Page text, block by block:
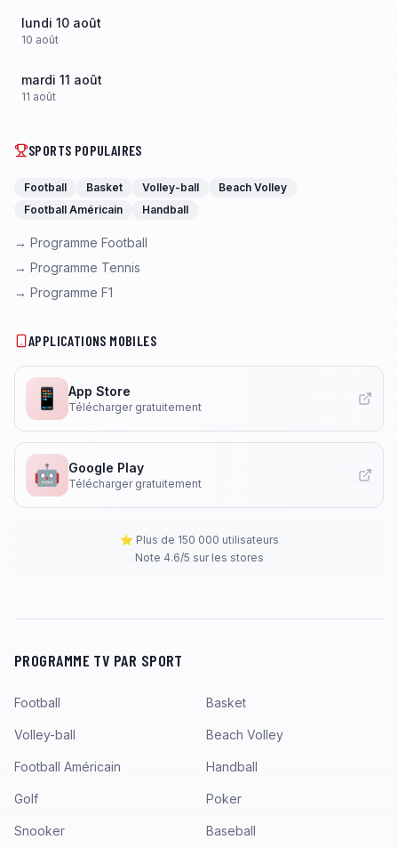
lundi 10 août
10 août
mardi 11 août
11 août
SPORTS POPULAIRES
Football Basket Volley-ball
Beach Volley
Football Américain
Handball
→ Programme Football
→ Programme Tennis
→ Programme F1
APPLICATIONS MOBILES
📱 App Store
Télécharger gratuitement
🤖 Google Play
Télécharger gratuitement
⭐ Plus de 150 000 utilisateurs
Note 4.6/5 sur les stores
PROGRAMME TV PAR SPORT
Football Basket
Volley-ball Beach Volley
Football Américain Handball
Golf Poker
Snooker Baseball